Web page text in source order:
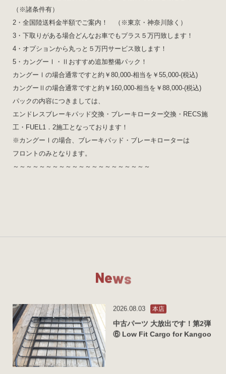
（※諸条件有）
2・全国陸送料金半額でご案内！ （※東京・神奈川除く）
3・下取りがある場合どんなお車でもプラス５万円致します！
4・オプションから丸っと５万円サービス致します！
5・カングーⅠ・Ⅱおすすめ追加整備パック！
カングーⅠの場合通常ですと約￥80,000-相当を￥55,000-(税込)
カングーⅡの場合通常ですと約￥160,000-相当を￥88,000-(税込)
パックの内容につきましては、
エンドレスブレーキパッド交換・ブレーキローター交換・RECS施
工・FUEL1．2施工となっております！
※カングーⅠの場合、ブレーキパッド・ブレーキローターは
フロントのみとなります。
～～～～～～～～～～～～～～～～～～～～～
News
2026.08.03 本店
中古パーツ 大放出です！第2弾
⑥ Low Fit Cargo for Kangoo